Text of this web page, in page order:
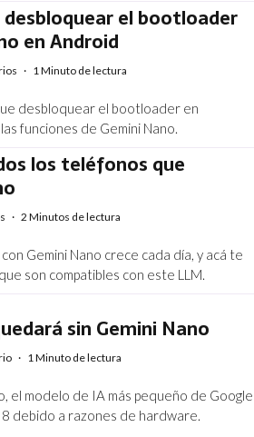
el bootloader
en Android
· 1 Minuto de lectura
desbloquear el bootloader en
funciones de Gemini Nano.
los teléfonos que
· 2 Minutos de lectura
Gemini Nano crece cada día, y acá te
son compatibles con este LLM.
sin Gemini Nano
· 1 Minuto de lectura
el modelo de IA más pequeño de Google
debido a razones de hardware.